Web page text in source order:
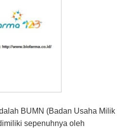
BUMN (Badan Usaha Milik
sepenuhnya oleh